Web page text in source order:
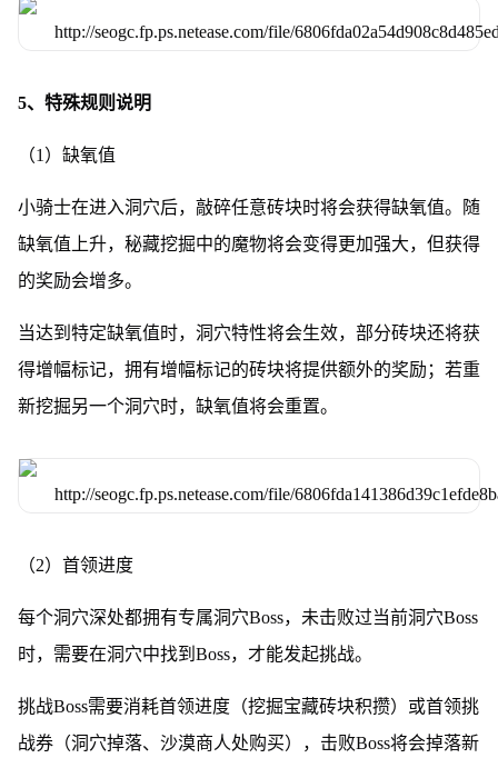
5、特殊规则说明
（1）缺氧值
小骑士在进入洞穴后，敲碎任意砖块时将会获得缺氧值。随
缺氧值上升，秘藏挖掘中的魔物将会变得更加强大，但获得
的奖励会增多。
当达到特定缺氧值时，洞穴特性将会生效，部分砖块还将获
得增幅标记，拥有增幅标记的砖块将提供额外的奖励；若重
新挖掘另一个洞穴时，缺氧值将会重置。
（2）首领进度
每个洞穴深处都拥有专属洞穴Boss，未击败过当前洞穴Boss
时，需要在洞穴中找到Boss，才能发起挑战。
挑战Boss需要消耗首领进度（挖掘宝藏砖块积攒）或首领挑
战券（洞穴掉落、沙漠商人处购买），击败Boss将会掉落新